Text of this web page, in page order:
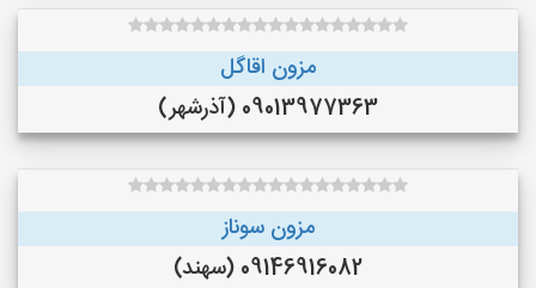
مزون اقاگل
09013977363 (آذرشهر)
مزون سوناز
09146916082 (سهند)